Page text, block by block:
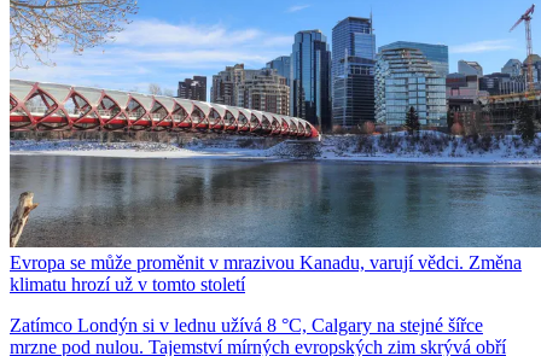
Evropa se může proměnit v mrazivou Kanadu, varují vědci. Změna
klimatu hrozí už v tomto století
Zatímco Londýn si v lednu užívá 8 °C, Calgary na stejné šířce
mrzne pod nulou. Tajemství mírných evropských zim skrývá obří